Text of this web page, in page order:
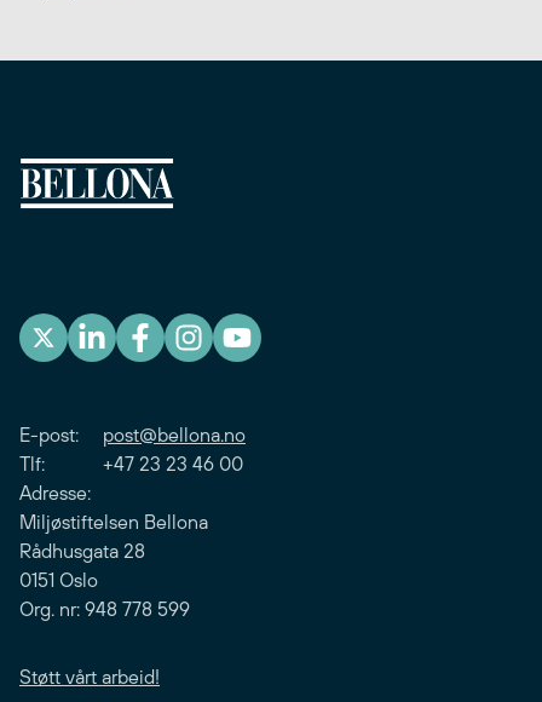
E-post: post@bellona.no
Tlf: +47 23 23 46 00
Adresse:
Miljøstiftelsen Bellona
Rådhusgata 28
0151 Oslo
Org. nr: 948 778 599
Støtt vårt arbeid!